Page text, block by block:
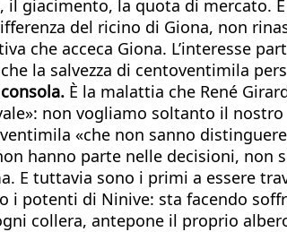
giacimento, la quota di mercato.
del ricino di Giona, non
che acceca Giona. L’interesse
la salvezza di centoventimila
È la malattia che René
non vogliamo soltanto il nostro
«che non sanno
hanno parte nelle decisioni, non
E tuttavia sono i primi a essere
potenti di Ninive: sta facendo
collera, antepone il proprio